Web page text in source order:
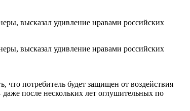
высказал удивление нравами российских
высказал удивление нравами российских
потребитель будет защищен от воздействия
после нескольких лет оглушительных по